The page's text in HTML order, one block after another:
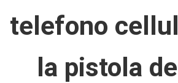
NOI
GIRO
telefono
la pistola